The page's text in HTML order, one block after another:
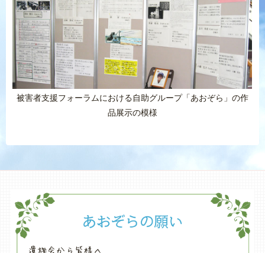
被害者支援フォーラムにおける自助グループ「あおぞら」の作
品展示の模様